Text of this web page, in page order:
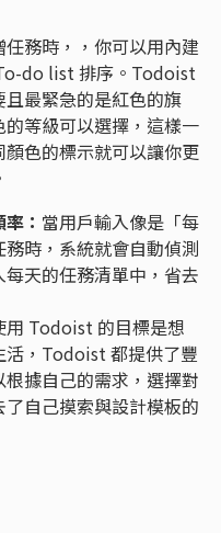
任務時，，你可以用內建
do list 排序。Todoist
最緊急的是紅色的旗
等級可以選擇，這樣一
色的標示就可以讓你更
： 當用戶輸入像是「每
時，系統就會自動偵測
天的任務清單中，省去
用 Todoist 的目標是想
活，Todoist 都提供了豐
據自己的需求，選擇對
自己摸索與設計模板的